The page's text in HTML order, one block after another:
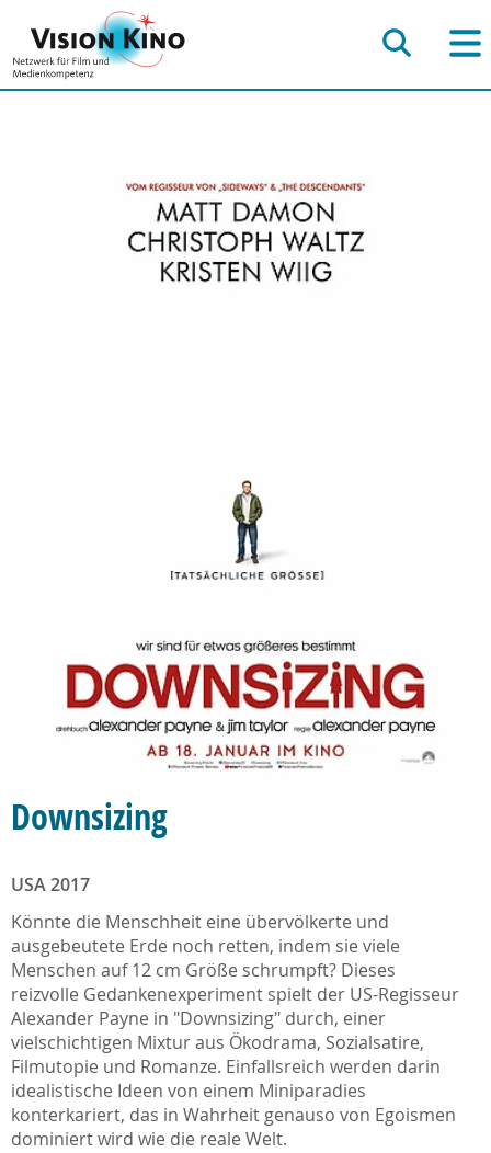
Downsizing
USA 2017
Könnte die Menschheit eine übervölkerte und
ausgebeutete Erde noch retten, indem sie viele
Menschen auf 12 cm Größe schrumpft? Dieses
reizvolle Gedankenexperiment spielt der US-Regisseur
Alexander Payne in "Downsizing" durch, einer
vielschichtigen Mixtur aus Ökodrama, Sozialsatire,
Filmutopie und Romanze. Einfallsreich werden darin
idealistische Ideen von einem Miniparadies
konterkariert, das in Wahrheit genauso von Egoismen
dominiert wird wie die reale Welt.